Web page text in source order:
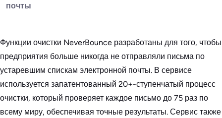
почты
Функции очистки NeverBounce разработаны для того, чтобы
предприятия больше никогда не отправляли письма по
устаревшим спискам электронной почты. В сервисе
используется запатентованный 20+-ступенчатый процесс
очистки, который проверяет каждое письмо до 75 раз по
всему миру, обеспечивая точные результаты. Сервис также